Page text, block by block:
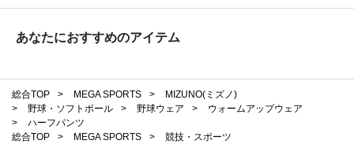
あなたにおすすめのアイテム
総合TOP > MEGA SPORTS >
MIZUNO(ミズノ)
>
野球・ソフトボール > 野球ウェア >
ウォームアップウェア
>
ハーフパンツ
総合TOP
> MEGA SPORTS >
競技・スポーツ